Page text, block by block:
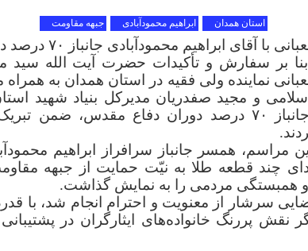
خراسان رضوی
خراسان شمالی
خوزستان
سمنان
سیستان و بلوچستان
استان همدان ابراهیم محمودآبادی جبهه مقاومت
ابراهیم محمودآبادی جانباز ٧۰ درصد دوران دفاع مقدس
بر سفارش و تأکیدات حضرت آیت الله سید
نماینده ولی فقیه در استان همدان به
و مجید صفدریان مدیرکل بنیاد شهید
آقای ابراهیم محمودآبادی جانباز ٧۰ درصد دوران دفاع
مراسم، همسر جانباز سرافراز ابراهیم
چند قطعه طلا به نیّت حمایت از جبهه
و همبستگی مردمی را به نمایش گذاشت.
سرشار از معنویت و احترام انجام شد، با
نقش پررنگ خانواده‌های ایثارگران در